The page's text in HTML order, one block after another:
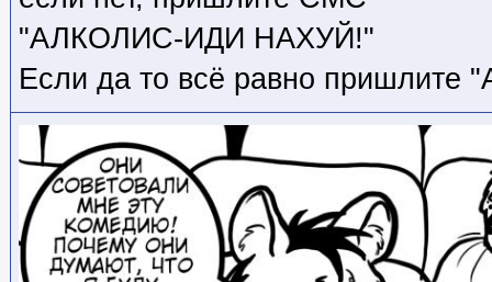
"АЛКОЛИС-ИДИ НАХУЙ!"
Если да то всё равно пришлите